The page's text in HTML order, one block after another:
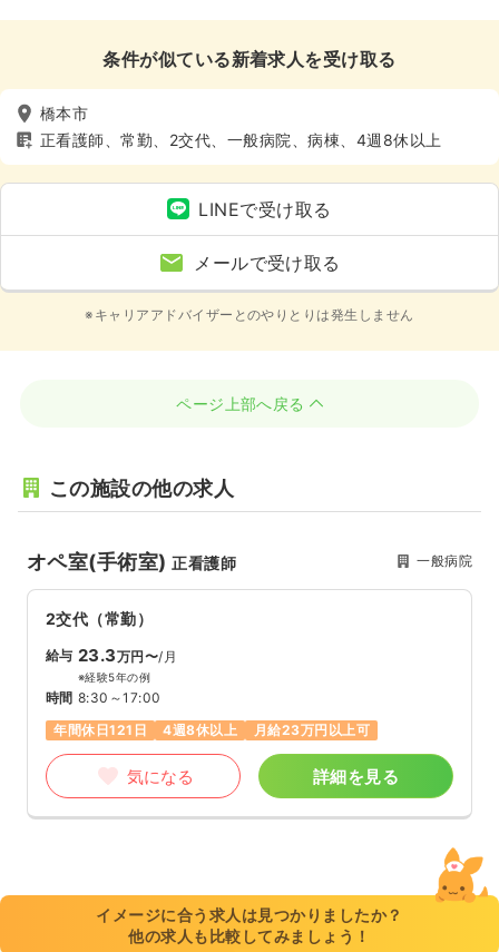
条件が似ている新着求人を受け取る
橋本市
正看護師、常勤、2交代、一般病院、病棟、4週8休以上
LINEで受け取る
メールで受け取る
※キャリアアドバイザーとのやりとりは発生しません
ページ上部へ戻る
この施設の他の求人
オペ室(手術室)正看護師 一般病院
2交代（常勤）
給与 23.3万円〜/月
※経験5年の例
時間 8:30～17:00
年間休日121日
4週8休以上 月給23万円以上可
気になる 詳細を見る
イメージに合う求人は見つかりましたか？
他の求人も比較してみましょう！